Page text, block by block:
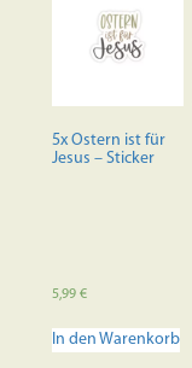
5x Ostern ist für
Jesus – Sticker
5,99 €
In den Warenkorb